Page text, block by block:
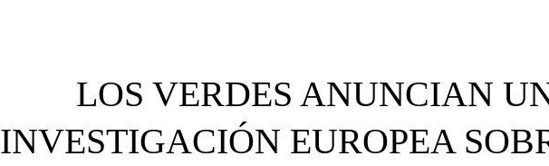
LOS VERDES ANUNCIAN
INVESTIGACIÓN EUROPEA